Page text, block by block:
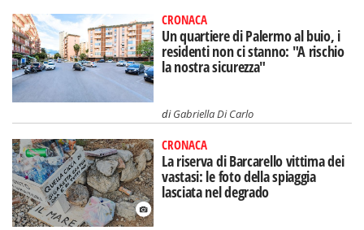
CRONACA
Un quartiere di Palermo al buio, i
residenti non ci stanno: "A rischio
la nostra sicurezza"
diGabriella Di Carlo
CRONACA
La riserva di Barcarello vittima dei
vastasi: le foto della spiaggia
lasciata nel degrado